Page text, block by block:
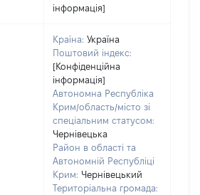
інформація]
Країна: Україна
Поштовий індекс:
[Конфіденційна
інформація]
Автономна Республіка
Крим/область/місто зі
спеціальним статусом:
Чернівецька
Район в області та
Автономній Республіці
Крим: Чернівецький
Територіальна громада: